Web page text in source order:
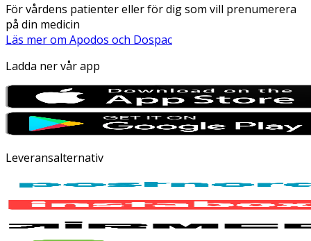
För vårdens patienter eller för dig som vill prenumerera
på din medicin
Läs mer om Apodos och Dospac
Ladda ner vår app
Leveransalternativ